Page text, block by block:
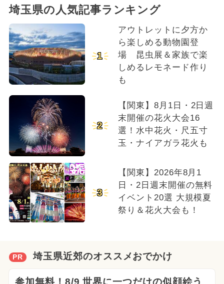
埼玉県の人気記事ランキング
1
アウトレットに夕方か
ら楽しめる動物園登
場 昆虫展＆家族で楽
しめるレモネード作り
も
2
【関東】8月1日・2日週
末開催の花火大会16
選！水中花火・尺五寸
玉・ナイアガラ花火も
3
【関東】2026年8月1
日・2日週末開催の無料
イベント20選 大規模夏
祭り＆花火大会も！
PR 埼玉県近郊のオススメおでかけ
参加無料！8/9 世界に一つだけの似顔絵う